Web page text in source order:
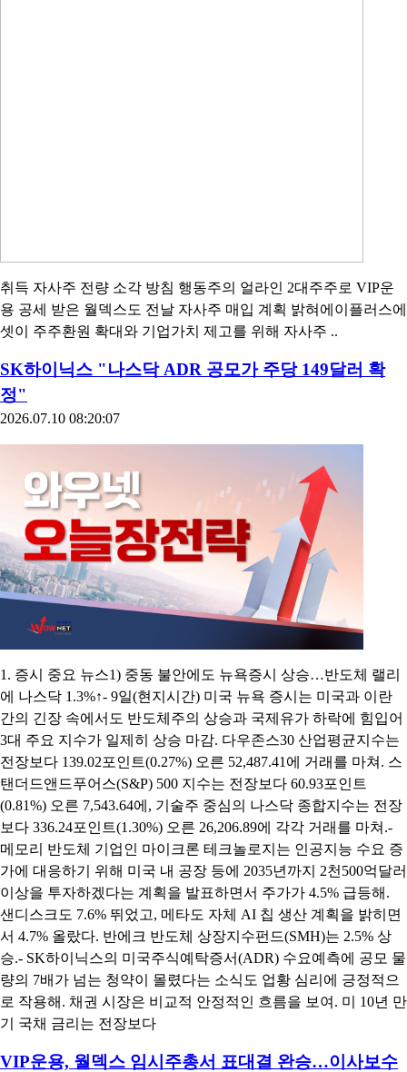
취득 자사주 전량 소각 방침 행동주의 얼라인 2대주주로 VIP운
용 공세 받은 월덱스도 전날 자사주 매입 계획 밝혀에이플러스에
셋이 주주환원 확대와 기업가치 제고를 위해 자사주 ..
SK하이닉스 "나스닥 ADR 공모가 주당 149달러 확
정"
2026.07.10 08:20:07
1. 증시 중요 뉴스1) 중동 불안에도 뉴욕증시 상승…반도체 랠리
에 나스닥 1.3%↑- 9일(현지시간) 미국 뉴욕 증시는 미국과 이란
간의 긴장 속에서도 반도체주의 상승과 국제유가 하락에 힘입어
3대 주요 지수가 일제히 상승 마감. 다우존스30 산업평균지수는
전장보다 139.02포인트(0.27%) 오른 52,487.41에 거래를 마쳐. 스
탠더드앤드푸어스(S&P) 500 지수는 전장보다 60.93포인트
(0.81%) 오른 7,543.64에, 기술주 중심의 나스닥 종합지수는 전장
보다 336.24포인트(1.30%) 오른 26,206.89에 각각 거래를 마쳐.-
메모리 반도체 기업인 마이크론 테크놀로지는 인공지능 수요 증
가에 대응하기 위해 미국 내 공장 등에 2035년까지 2천500억달러
이상을 투자하겠다는 계획을 발표하면서 주가가 4.5% 급등해.
샌디스크도 7.6% 뛰었고, 메타도 자체 AI 칩 생산 계획을 밝히면
서 4.7% 올랐다. 반에크 반도체 상장지수펀드(SMH)는 2.5% 상
승.- SK하이닉스의 미국주식예탁증서(ADR) 수요예측에 공모 물
량의 7배가 넘는 청약이 몰렸다는 소식도 업황 심리에 긍정적으
로 작용해. 채권 시장은 비교적 안정적인 흐름을 보여. 미 10년 만
기 국채 금리는 전장보다
VIP운용, 월덱스 임시주총서 표대결 완승…이사보수